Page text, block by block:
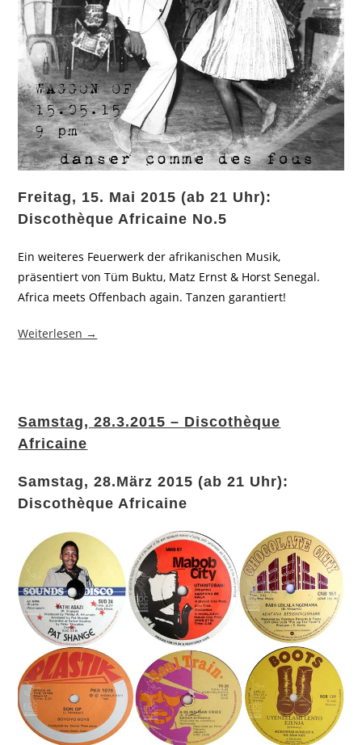
Freitag, 15. Mai 2015 (ab 21 Uhr):
Discothèque Africaine No.5
Ein weiteres Feuerwerk der afrikanischen Musik,
präsentiert von Tüm Buktu, Matz Ernst & Horst Senegal.
Africa meets Offenbach again. Tanzen garantiert!
Weiterlesen →
Samstag, 28.3.2015 – Discothèque
Africaine
Samstag, 28.März 2015 (ab 21 Uhr):
Discothèque Africaine